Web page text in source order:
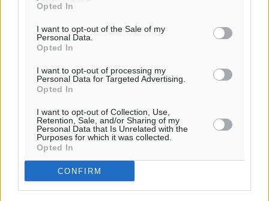
Opted In
I want to opt-out of the Sale of my
Personal Data.
Opted In
I want to opt-out of processing my
Personal Data for Targeted Advertising.
Opted In
I want to opt-out of Collection, Use,
Retention, Sale, and/or Sharing of my
Personal Data that Is Unrelated with the
Purposes for which it was collected.
Opted In
CONFIRM
αίθριος καιρός
km/h
26°
πρόγνωση: